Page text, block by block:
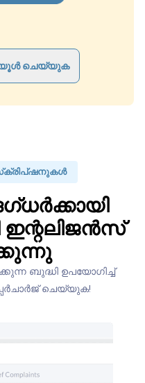
ചെയ്യുക
ഇന്റലിജൻസ്
ബുദ്ധി ഉപയോഗിച്ച്
ചെയ്യുക!